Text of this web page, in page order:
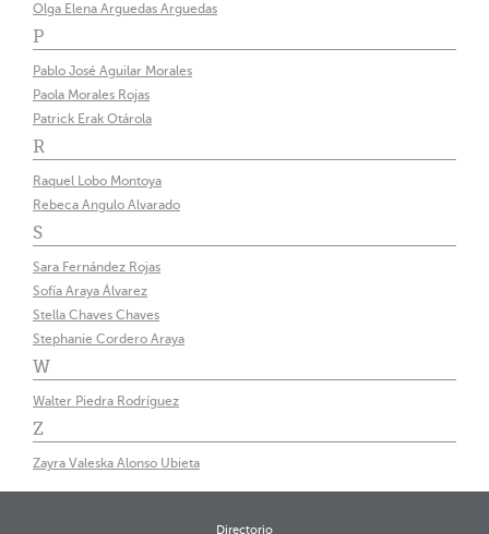
Olga Elena Arguedas Arguedas
P
Pablo José Aguilar Morales
Paola Morales Rojas
Patrick Erak Otárola
R
Raquel Lobo Montoya
Rebeca Angulo Alvarado
S
Sara Fernández Rojas
Sofía Araya Álvarez
Stella Chaves Chaves
Stephanie Cordero Araya
W
Walter Piedra Rodríguez
Z
Zayra Valeska Alonso Ubieta
Directorio